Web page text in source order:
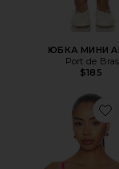
ЮБКА МИНИ
Port de Bras
$185